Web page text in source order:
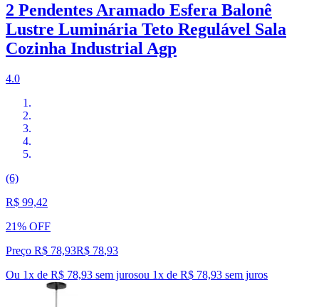
2 Pendentes Aramado Esfera Balonê
Lustre Luminária Teto Regulável Sala
Cozinha Industrial Agp
4.0
(6)
R$ 99,42
21% OFF
Preço R$ 78,93R$ 78,93
Ou 1x de R$ 78,93 sem jurosou 1x de R$ 78,93 sem juros